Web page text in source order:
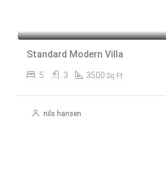
Standard Modern Villa
5 3 3500 Sq Ft
nils hansen